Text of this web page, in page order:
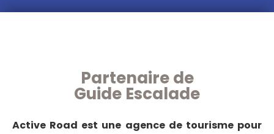
Partenaire de
Guide Escalade
Active Road est une agence de tourisme pour